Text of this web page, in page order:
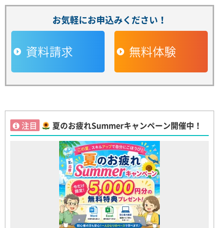
お気軽にお申込みください！
資料請求 無料体験
注目 夏のお疲れSummerキャンペーン開催中！